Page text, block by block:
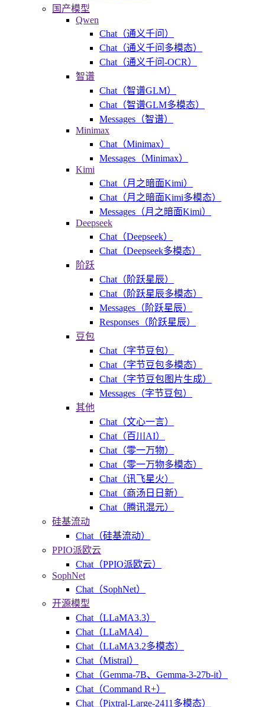
国产模型
Qwen
Chat（通义千问）
Chat（通义千问多模态）
Chat（通义千问-OCR）
智谱
Chat（智谱GLM）
Chat（智谱GLM多模态）
Messages（智谱）
Minimax
Chat（Minimax）
Messages（Minimax）
Kimi
Chat（月之暗面Kimi）
Chat（月之暗面Kimi多模态）
Messages（月之暗面Kimi）
Deepseek
Chat（Deepseek）
Chat（Deepseek多模态）
阶跃
Chat（阶跃星辰）
Chat（阶跃星辰多模态）
Messages（阶跃星辰）
Responses（阶跃星辰）
豆包
Chat（字节豆包）
Chat（字节豆包多模态）
Chat（字节豆包图片生成）
Messages（字节豆包）
其他
Chat（文心一言）
Chat（百川AI）
Chat（零一万物）
Chat（零一万物多模态）
Chat（讯飞星火）
Chat（商汤日日新）
Chat（腾讯混元）
硅基流动
Chat（硅基流动）
PPIO派欧云
Chat（PPIO派欧云）
SophNet
Chat（SophNet）
开源模型
Chat（LLaMA3.3）
Chat（LLaMA4）
Chat（LLaMA3.2多模态）
Chat（Mistral）
Chat（Gemma-7B、Gemma-3-27b-it）
Chat（Command R+）
Chat（Pixtral-Large-2411多模态）